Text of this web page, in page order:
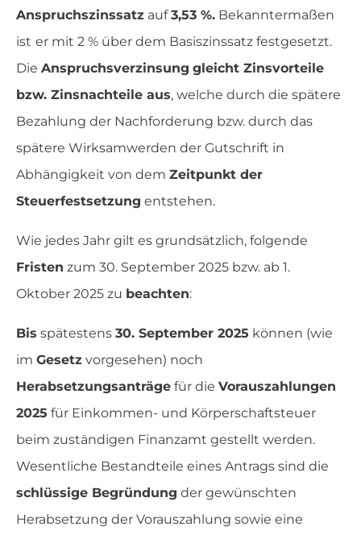
Anspruchszinssatz auf3,53 %. Bekanntermaßen
ist er mit 2 % über dem Basiszinssatz festgesetzt.
Die Anspruchsverzinsung gleicht Zinsvorteile
bzw. Zinsnachteile aus, welche durch die spätere
Bezahlung der Nachforderung bzw. durch das
spätere Wirksamwerden der Gutschrift in
Abhängigkeit von dem Zeitpunkt der
Steuerfestsetzung entstehen.
Wie jedes Jahr gilt es grundsätzlich, folgende
Fristen zum 30. September 2025 bzw. ab 1.
Oktober 2025 zu beachten:
Bis spätestens 30. September 2025 können (wie
im Gesetz vorgesehen) noch
Herabsetzungsanträge für die Vorauszahlungen
2025 für Einkommen- und Körperschaftsteuer
beim zuständigen Finanzamt gestellt werden.
Wesentliche Bestandteile eines Antrags sind die
schlüssige Begründung der gewünschten
Herabsetzung der Vorauszahlung sowie eine